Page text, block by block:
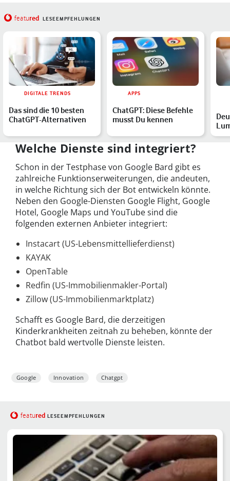
featured LESEEMPFEHLUNGEN
DIGITALE TRENDS
Das sind die 10 besten
ChatGPT-Alternativen
APPS
ChatGPT: Diese Befehle
musst Du kennen
Welche Dienste sind integriert?
Schon in der Testphase von Google Bard gibt es
zahlreiche Funktionserweiterungen, die andeuten,
in welche Richtung sich der Bot entwickeln könnte.
Neben den Google-Diensten Google Flight, Google
Hotel, Google Maps und YouTube sind die
folgenden externen Anbieter integriert:
Instacart (US-Lebensmittellieferdienst)
KAYAK
OpenTable
Redfin (US-Immobilienmakler-Portal)
Zillow (US-Immobilienmarktplatz)
Schafft es Google Bard, die derzeitigen
Kinderkrankheiten zeitnah zu beheben, könnte der
Chatbot bald wertvolle Dienste leisten.
Google Innovation Chatgpt
featured LESEEMPFEHLUNGEN